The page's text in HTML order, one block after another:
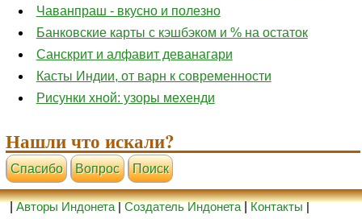
Чаванпраш - вкусно и полезно
Банковские карты с кэшбэком и % на остаток
Санскрит и алфавит деванагари
Касты Индии, от варн к современности
Рисунки хной: узоры мехенди
Нашли что искали?
Cпасибо Вопрос Поиск
|Авторы Индонета|Создатель Индонета|Контакты|